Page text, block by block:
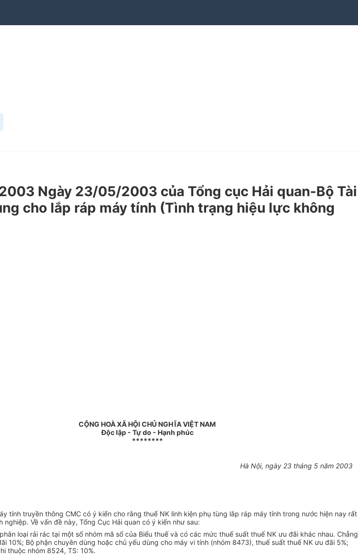
Ngày 23/05/2003 của Tổng cục Hải quan-Bộ Tài
cho lắp ráp máy tính (Tình trạng hiệu lực không
CỘNG HOÀ XÃ HỘI CHỦ NGHĨA VIỆT NAM
Độc lập - Tự do - Hạnh phúc
********
Hà Nội, ngày 23 tháng 5 năm 2003
truyền thông CMC có ý kiến cho rằng thuế NK linh kiện phụ tùng lắp ráp máy tính trong nước hiện nay rất
Về vấn đề này, Tổng Cục Hải quan có ý kiến như sau:
loại rải rác tại một số nhóm mã số của Biểu thuế và có các mức thuế suất thuế NK ưu đãi khác nhau. Chẳng
Bộ phận chuyên dùng hoặc chủ yếu dùng cho máy vi tính (nhóm 8473), thuế suất thuế NK ưu đãi 5%;
thuộc nhóm 8524, TS: 10%.